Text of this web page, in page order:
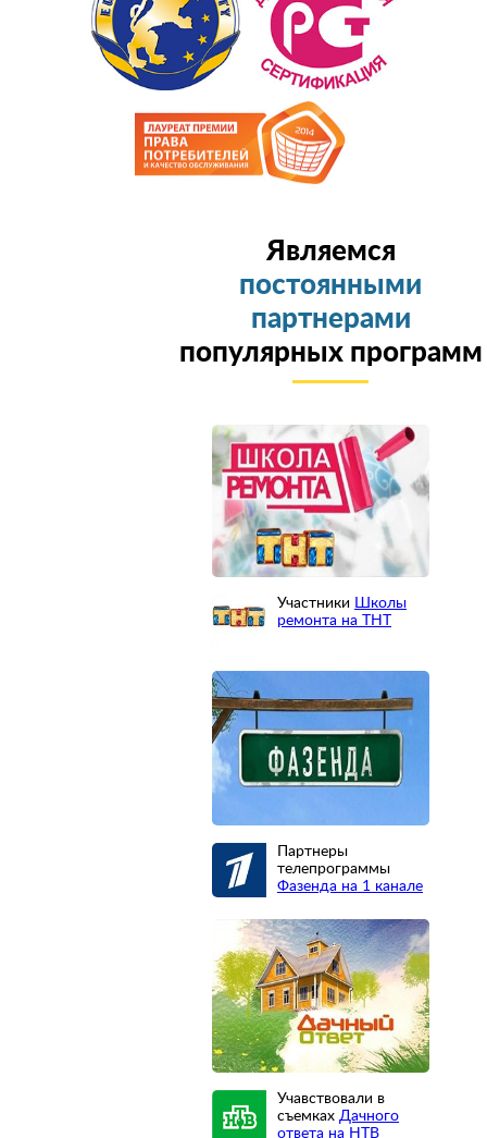
Являемся
постоянными
партнерами
популярных программ
Участники Школы
ремонта на ТНТ
Партнеры
телепрограммы
Фазенда на 1 канале
Учавствовали в
съемках Дачного
ответа на НТВ